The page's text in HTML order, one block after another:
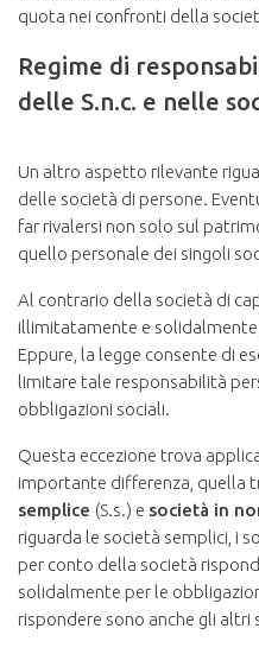
quota nei confronti della
Regime di
delle S.n.c. e nelle
Un altro aspetto rilevante
delle società di persone.
far rivalersi non solo sul
quello personale dei singoli
Al contrario della società di
illimitatamente e
Eppure, la legge consente di
limitare tale responsabilità
obbligazioni sociali.
Questa eccezione trova
importante differenza, quella
semplice (S.s.) e società in
riguarda le società semplici, i
per conto della società
solidalmente per le
rispondere sono anche gli altri